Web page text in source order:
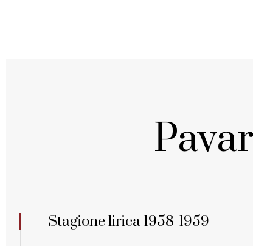
Stagione lirica 1958-1959